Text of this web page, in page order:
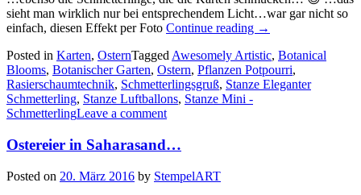
sieht man wirklich nur bei entsprechendem Licht…war gar nicht so
einfach, diesen Effekt per Foto Continue reading „Marmorierte
Ostereier…“
→
Posted in Karten, OsternTagged Awesomely Artistic, Botanical
Blooms, Botanischer Garten, Ostern, Pflanzen Potpourri,
Rasierschaumtechnik, Schmetterlingsgruß, Stanze Eleganter
Schmetterling, Stanze Luftballons, Stanze Mini -
SchmetterlingLeave a comment
Ostereier in Saharasand…
Posted on 20. März 2016 by StempelART